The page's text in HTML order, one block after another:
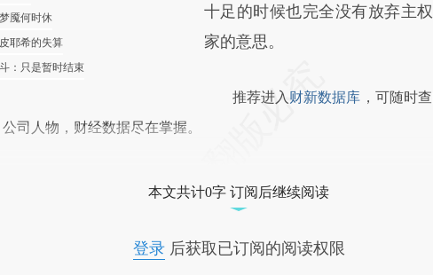
魇何时休
耶希的失算
：只是暂时结束
十足的时候也完全没有放弃主
家的意思。
推荐进入财新数据库 ，可随时
司人物，财经数据尽在掌握。
本文共计0字 订阅后继续阅读
登录后获取已订阅的阅读权限